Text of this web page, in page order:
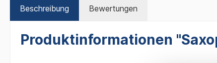
Beschreibung Bewertungen
Produktinformationen